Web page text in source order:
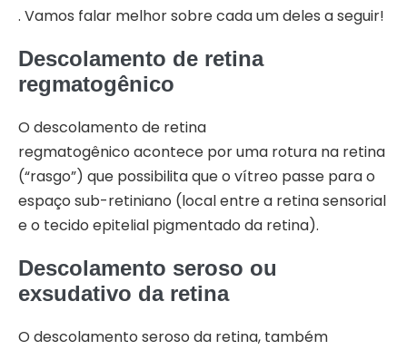
. Vamos falar melhor sobre cada um deles a seguir!
Descolamento de retina
regmatogênico
O descolamento de retina
regmatogênico acontece por uma rotura na retina
(“rasgo”) que possibilita que o vítreo passe para o
espaço sub-retiniano (local entre a retina sensorial
e o tecido epitelial pigmentado da retina).
Descolamento seroso ou
exsudativo da retina
O descolamento seroso da retina, também